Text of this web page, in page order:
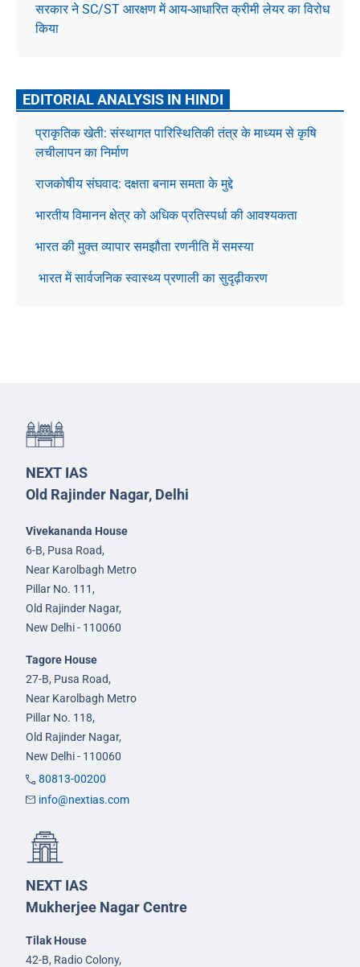
सरकार ने SC/ST आरक्षण में आय-आधारित क्रीमी लेयर का विरोध
किया
EDITORIAL ANALYSIS IN HINDI
प्राकृतिक खेती: संस्थागत पारिस्थितिकी तंत्र के माध्यम से कृषि
लचीलापन का निर्माण
राजकोषीय संघवाद: दक्षता बनाम समता के मुद्दे
भारतीय विमानन क्षेत्र को अधिक प्रतिस्पर्धा की आवश्यकता
भारत की मुक्त व्यापार समझौता रणनीति में समस्या
भारत में सार्वजनिक स्वास्थ्य प्रणाली का सुदृढ़ीकरण
NEXT IAS
Old Rajinder Nagar, Delhi
Vivekananda House
6-B, Pusa Road,
Near Karolbagh Metro
Pillar No. 111,
Old Rajinder Nagar,
New Delhi - 110060
Tagore House
27-B, Pusa Road,
Near Karolbagh Metro
Pillar No. 118,
Old Rajinder Nagar,
New Delhi - 110060
80813-00200
info@nextias.com
NEXT IAS
Mukherjee Nagar Centre
Tilak House
42-B, Radio Colony,